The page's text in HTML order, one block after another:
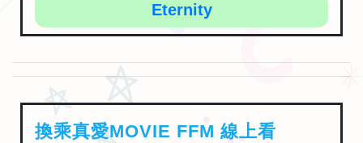
Eternity
換乘真愛MOVIE FFM 線上看